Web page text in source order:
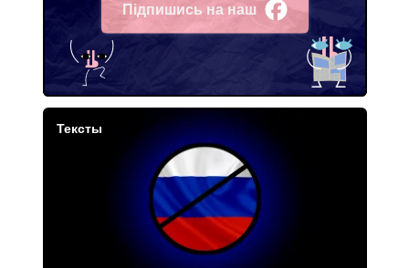
Підпишись на наш
Facebook
Тексты